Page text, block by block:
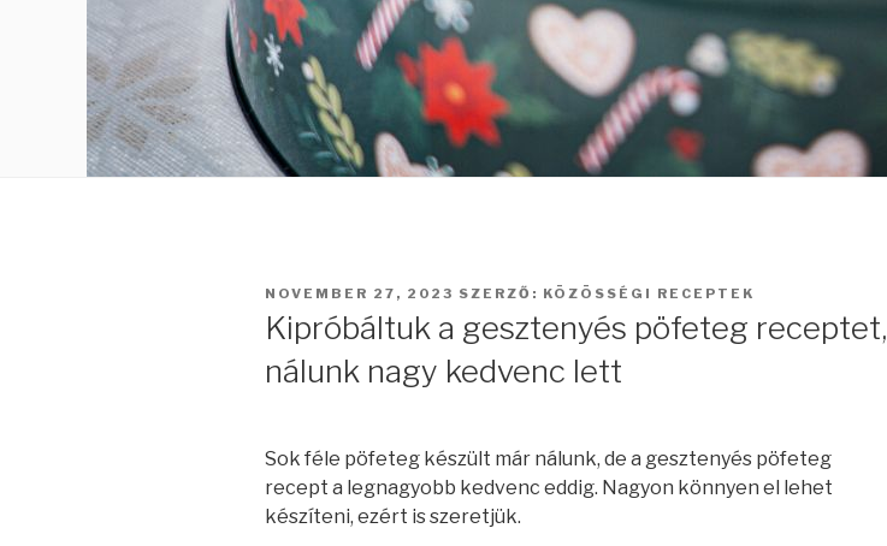
BEKÜLDVE:
NOVEMBER 27, 2023 SZERZŐ: KÖZÖSSÉGI RECEPTEK
Kipróbáltuk a gesztenyés pöfeteg receptet,
nálunk nagy kedvenc lett
Sok féle pöfeteg készült már nálunk, de a gesztenyés pöfeteg
recept a legnagyobb kedvenc eddig. Nagyon könnyen el lehet
készíteni, ezért is szeretjük.